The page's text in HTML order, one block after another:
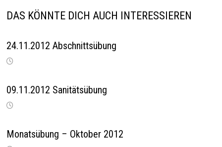
DAS KÖNNTE DICH AUCH INTERESSIEREN
24.11.2012 Abschnittsübung
09.11.2012 Sanitätsübung
Monatsübung – Oktober 2012